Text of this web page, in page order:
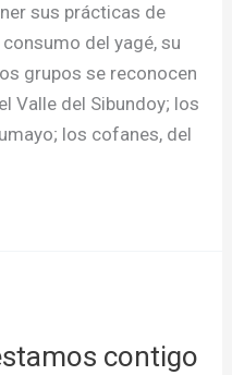
sus prácticas de
del yagé, su
grupos se reconocen
Valle del Sibundoy; los
los cofanes, del
contigo